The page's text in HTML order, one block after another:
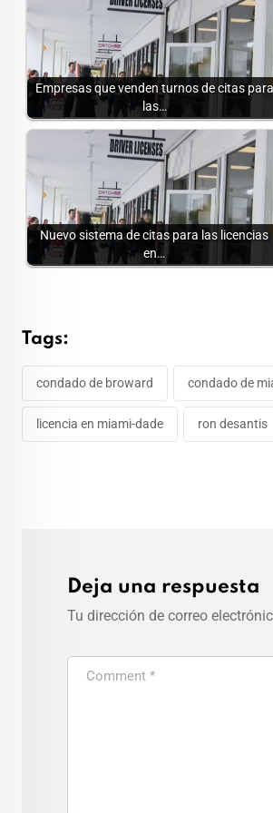
Empresas que venden turnos de citas para
las…
Nuevo sistema de citas para las licencias
en…
Tags:
condado de broward condado de
licencia en miami-dade ron desantis
Deja una respuesta
Tu dirección de correo